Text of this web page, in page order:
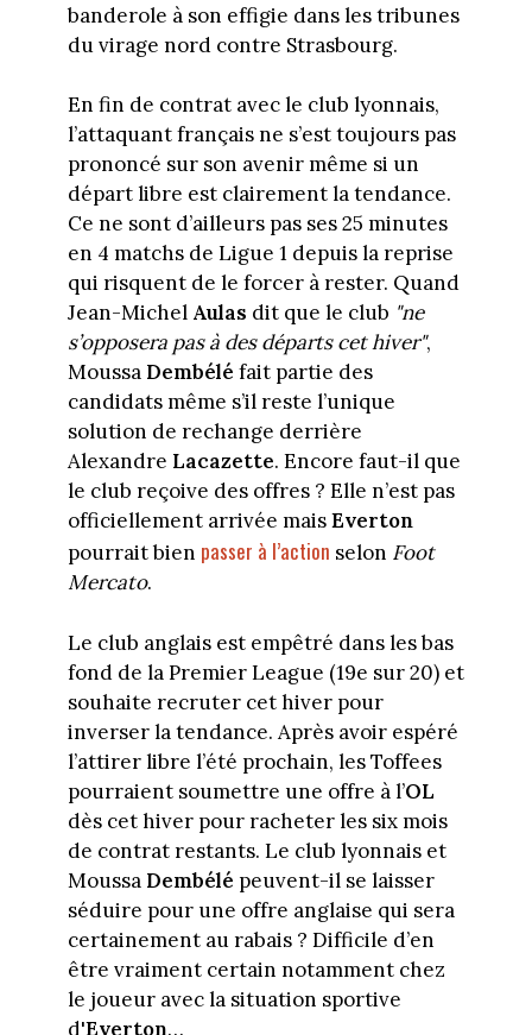
banderole à son effigie dans les tribunes
du virage nord contre Strasbourg.
En fin de contrat avec le club lyonnais,
l’attaquant français ne s’est toujours pas
prononcé sur son avenir même si un
départ libre est clairement la tendance.
Ce ne sont d’ailleurs pas ses 25 minutes
en 4 matchs de Ligue 1 depuis la reprise
qui risquent de le forcer à rester. Quand
Jean-Michel Aulas dit que le club "ne
s’opposera pas à des départs cet hiver",
Moussa Dembélé fait partie des
candidats même s’il reste l’unique
solution de rechange derrière
Alexandre Lacazette. Encore faut-il que
le club reçoive des offres ? Elle n’est pas
officiellement arrivée maisEverton
pourrait bien passer à l’action selon Foot
Mercato.
Le club anglais est empêtré dans les bas
fond de la Premier League (19e sur 20) et
souhaite recruter cet hiver pour
inverser la tendance. Après avoir espéré
l’attirer libre l’été prochain, les Toffees
pourraient soumettre une offre à l’OL
dès cet hiver pour racheter les six mois
de contrat restants. Le club lyonnais et
Moussa Dembélé peuvent-il se laisser
séduire pour une offre anglaise qui sera
certainement au rabais ? Difficile d’en
être vraiment certain notamment chez
le joueur avec la situation sportive
d'Everton…